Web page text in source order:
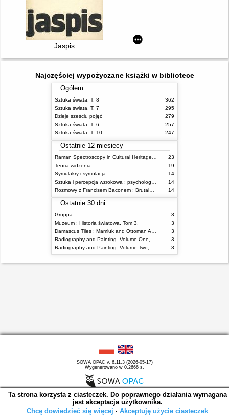
Jaspis
Najczęściej wypożyczane książki w bibliotece
Ogółem
Sztuka świata. T. 8
362
Sztuka świata. T. 7
295
Dzieje sześciu pojęć
279
Sztuka świata. T. 6
257
Sztuka świata. T. 10
247
Ostatnie 12 miesięcy
23
Teoria widzenia
19
Symulakry i symulacja
14
14
14
Ostatnie 30 dni
Gruppa
3
Muzeum : Historia światowa. Tom 3,
3
3
Radiography and Painting. Volume One,
3
Radiography and Painting. Volume Two,
3
SOWA OPAC v. 6.11.3 (2026-05-17)
Wygenerowano w 0,2666 s.
Ta strona korzysta z ciasteczek. Do poprawnego działania wymagana
jest akceptacja użytkownika.
Chcę dowiedzieć się więcej ∙ Akceptuję użycie ciasteczek